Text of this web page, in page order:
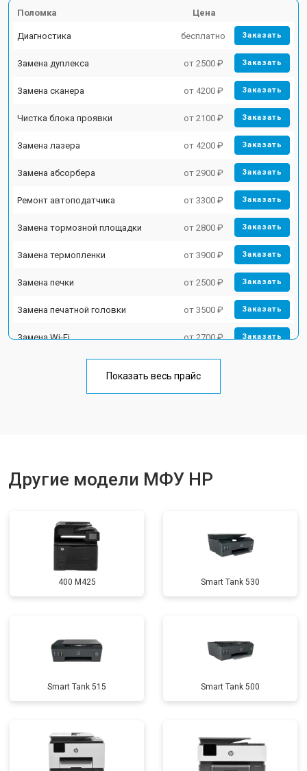
Поломка Цена
Диагностика бесплатно Заказать
Замена дуплекса от 2500 ₽ Заказать
Замена сканера от 4200 ₽ Заказать
Чистка блока проявки от 2100 ₽ Заказать
Замена лазера от 4200 ₽ Заказать
Замена абсорбера от 2900 ₽ Заказать
Ремонт автоподатчика от 3300 ₽ Заказать
Замена тормозной площадки от 2800 ₽ Заказать
Замена термопленки от 3900 ₽ Заказать
Замена печки от 2500 ₽ Заказать
Замена печатной головки от 3500 ₽ Заказать
Замена Wi-Fi от 2700 ₽ Заказать
от 3500 ₽
Показать весь прайс
Другие модели МФУ HP
400 M425 Smart Tank 530
Smart Tank 515 Smart Tank 500